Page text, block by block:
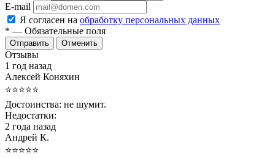
E-mail
Я согласен на обработку персональных данных
* — Обязательные поля
Отменить
Отзывы
1 год назад
Алексей Коняхин
⭐⭐⭐⭐⭐
Достоинства: не шумит.
Недостатки:
2 года назад
Андрей К.
⭐⭐⭐⭐⭐